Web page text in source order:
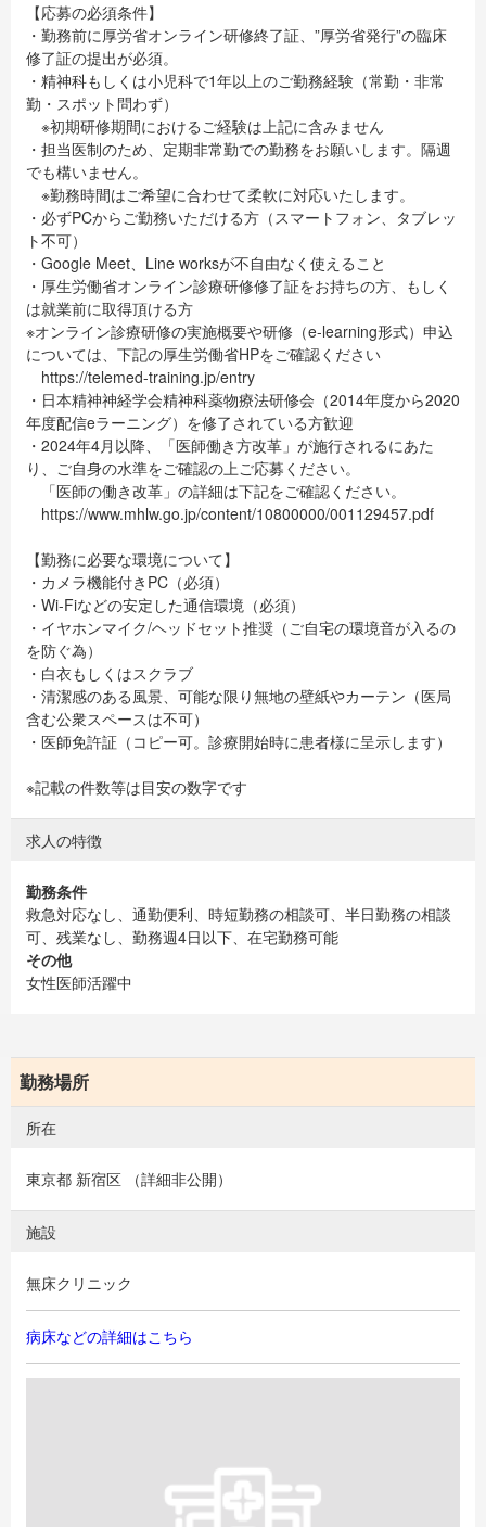
【応募の必須条件】
・勤務前に厚労省オンライン研修終了証、”厚労省発行”の臨床
修了証の提出が必須。
・精神科もしくは小児科で1年以上のご勤務経験（常勤・非常
勤・スポット問わず）
※初期研修期間におけるご経験は上記に含みません
・担当医制のため、定期非常勤での勤務をお願いします。隔週
でも構いません。
※勤務時間はご希望に合わせて柔軟に対応いたします。
・必ずPCからご勤務いただける方（スマートフォン、タブレッ
ト不可）
・Google Meet、Line worksが不自由なく使えること
・厚生労働省オンライン診療研修修了証をお持ちの方、もしく
は就業前に取得頂ける方
※オンライン診療研修の実施概要や研修（e-learning形式）申込
については、下記の厚生労働省HPをご確認ください
https://telemed-training.jp/entry
・日本精神神経学会精神科薬物療法研修会（2014年度から2020
年度配信eラーニング）を修了されている方歓迎
・2024年4月以降、「医師働き方改革」が施行されるにあた
り、ご自身の水準をご確認の上ご応募ください。
「医師の働き改革」の詳細は下記をご確認ください。
https://www.mhlw.go.jp/content/10800000/001129457.pdf
【勤務に必要な環境について】
・カメラ機能付きPC（必須）
・Wi-Fiなどの安定した通信環境（必須）
・イヤホンマイク/ヘッドセット推奨（ご自宅の環境音が入るの
を防ぐ為）
・白衣もしくはスクラブ
・清潔感のある風景、可能な限り無地の壁紙やカーテン（医局
含む公衆スペースは不可）
・医師免許証（コピー可。診療開始時に患者様に呈示します）
※記載の件数等は目安の数字です
求人の特徴
勤務条件
救急対応なし、通勤便利、時短勤務の相談可、半日勤務の相談
可、残業なし、勤務週4日以下、在宅勤務可能
その他
女性医師活躍中
勤務場所
所在
東京都 新宿区 （詳細非公開）
施設
無床クリニック
病床などの詳細はこちら